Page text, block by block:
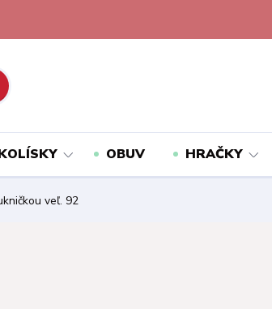
OBUV HRAČKY
veľ. 92